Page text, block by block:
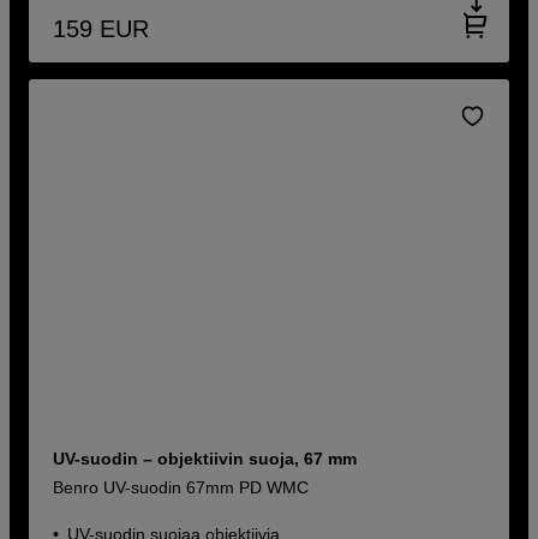
159 EUR
UV-suodin – objektiivin suoja, 67 mm
Benro UV-suodin 67mm PD WMC
UV-suodin suojaa objektiivia